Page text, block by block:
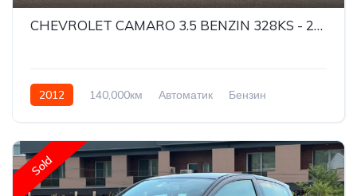
CHEVROLET CAMARO 3.5 BENZIN 328KS - 2012G
2012 140,000км Автоматик
Бензин
Sold